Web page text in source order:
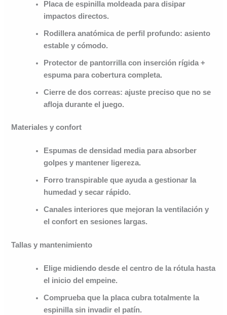
Placa de espinilla moldeada para disipar
impactos directos.
Rodillera anatómica de perfil profundo: asiento
estable y cómodo.
Protector de pantorrilla con inserción rígida +
espuma para cobertura completa.
Cierre de dos correas: ajuste preciso que no se
afloja durante el juego.
Materiales y confort
Espumas de densidad media para absorber
golpes y mantener ligereza.
Forro transpirable que ayuda a gestionar la
humedad y secar rápido.
Canales interiores que mejoran la ventilación y
el confort en sesiones largas.
Tallas y mantenimiento
Elige midiendo desde el centro de la rótula hasta
el inicio del empeine.
Comprueba que la placa cubra totalmente la
espinilla sin invadir el patín.